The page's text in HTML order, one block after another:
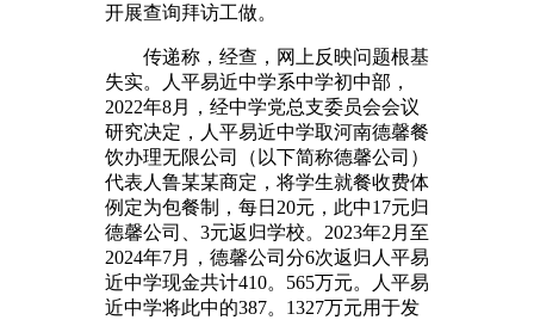
开展查询拜访工做。
传递称，经查，网上反映问题根基
失实。人平易近中学系中学初中部，
2022年8月，经中学党总支委员会会议
研究决定，人平易近中学取河南德馨餐
饮办理无限公司（以下简称德馨公司）
代表人鲁某某商定，将学生就餐收费体
例定为包餐制，每日20元，此中17元归
德馨公司、3元返归学校。2023年2月至
2024年7月，德馨公司分6次返归人平易
近中学现金共计410。565万元。人平易
近中学将此中的387。1327万元用于发